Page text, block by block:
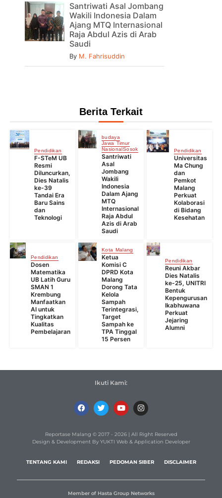
Santriwati Asal Jombang
Wakili Indonesia Dalam
Ajang MTQ Internasional
Raja Abdul Azis di Arab
Saudi
By M. Fahrisuddin
Berita Terkait
Pendidikan
F-STeM UB
Resmi
Diluncurkan,
Dies Natalis
ke-39
Tandai Era
Baru Sains
dan
Teknologi
budaya
Jawa Timur
NasionalSosok
Santriwati
Asal
Jombang
Wakili
Indonesia
Dalam Ajang
MTQ
Internasional
Raja Abdul
Azis di Arab
Saudi
Pendidikan
Universitas
Ma Chung
dan
Pemkot
Malang
Perkuat
Kolaborasi
di Bidang
Kesehatan
Pendidikan
Dosen
Matematika
UB Latih Guru
SMAN 1
Krembung
Manfaatkan
AI untuk
Tingkatkan
Kualitas
Pembelajaran
Kota Malang
Ketua
Komisi C
DPRD Kota
Malang
Dorong Tata
Kelola
Sampah
Terintegrasi,
Target
Sampah ke
TPA Tinggal
15 Persen
Pendidikan
Reuni Akbar
Dies Natalis
ke-25, UNITRI
Bentuk
Kepengurusan
Ikabhuwana
Perkuat
Jejaring
Alumni
Ikuti Kami:
Reportase Malang © 2017 - 2026 | All Right Reserved
Design & Development By YUKTI Web & Application Developer
TENTANG KAMI REDAKSI PEDOMAN SIBER DISCLAIMER
Member of Hasta Group Networks